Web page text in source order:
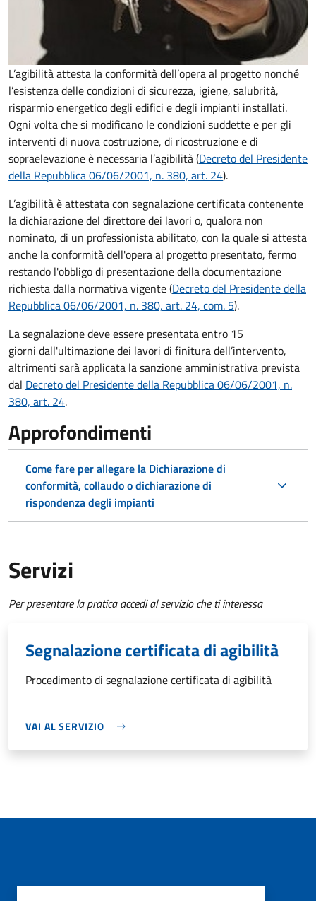
L’agibilità attesta la conformità dell’opera al progetto nonché
l’esistenza delle condizioni di sicurezza, igiene, salubrità,
risparmio energetico degli edifici e degli impianti installati.
Ogni volta che si modificano le condizioni suddette e per gli
interventi di nuova costruzione, di ricostruzione e di
sopraelevazione è necessaria l’agibilità (Decreto del Presidente
della Repubblica 06/06/2001, n. 380, art. 24).
L’agibilità è attestata con segnalazione certificata contenente
la dichiarazione del direttore dei lavori o, qualora non
nominato, di un professionista abilitato, con la quale si attesta
anche la conformità dell'opera al progetto presentato, fermo
restando l'obbligo di presentazione della documentazione
richiesta dalla normativa vigente (Decreto del Presidente della
Repubblica 06/06/2001, n. 380, art. 24, com. 5).
La segnalazione deve essere presentata entro 15
giorni dall'ultimazione dei lavori di finitura dell’intervento,
altrimenti sarà applicata la sanzione amministrativa prevista
dal Decreto del Presidente della Repubblica 06/06/2001, n.
380, art. 24.
Approfondimenti
Come fare per allegare la Dichiarazione di
conformità, collaudo o dichiarazione di
rispondenza degli impianti
Servizi
Per presentare la pratica accedi al servizio che ti interessa
Segnalazione certificata di agibilità
Procedimento di segnalazione certificata di agibilità
VAI AL SERVIZIO